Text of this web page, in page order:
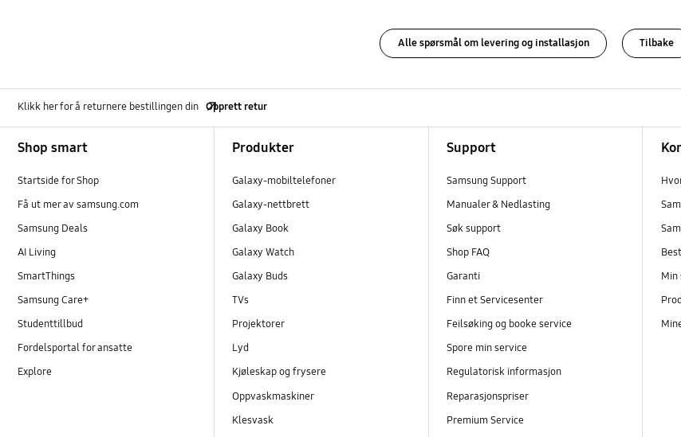
Alle spørsmål om levering og installasjon Tilbake
Klikk her for å returnere bestillingen din Opprett retur
Shop smart
Startside for Shop
Få ut mer av samsung.com
Samsung Deals
AI Living
SmartThings
Samsung Care+
Studenttillbud
Fordelsportal for ansatte
Explore
Produkter
Galaxy-mobiltelefoner
Galaxy-nettbrett
Galaxy Book
Galaxy Watch
Galaxy Buds
TVs
Projektorer
Lyd
Kjøleskap og frysere
Oppvaskmaskiner
Klesvask
Support
Samsung Support
Manualer & Nedlasting
Søk support
Shop FAQ
Garanti
Finn et Servicesenter
Feilsøking og booke service
Spore min service
Regulatorisk informasjon
Reparasjonspriser
Premium Service
Min